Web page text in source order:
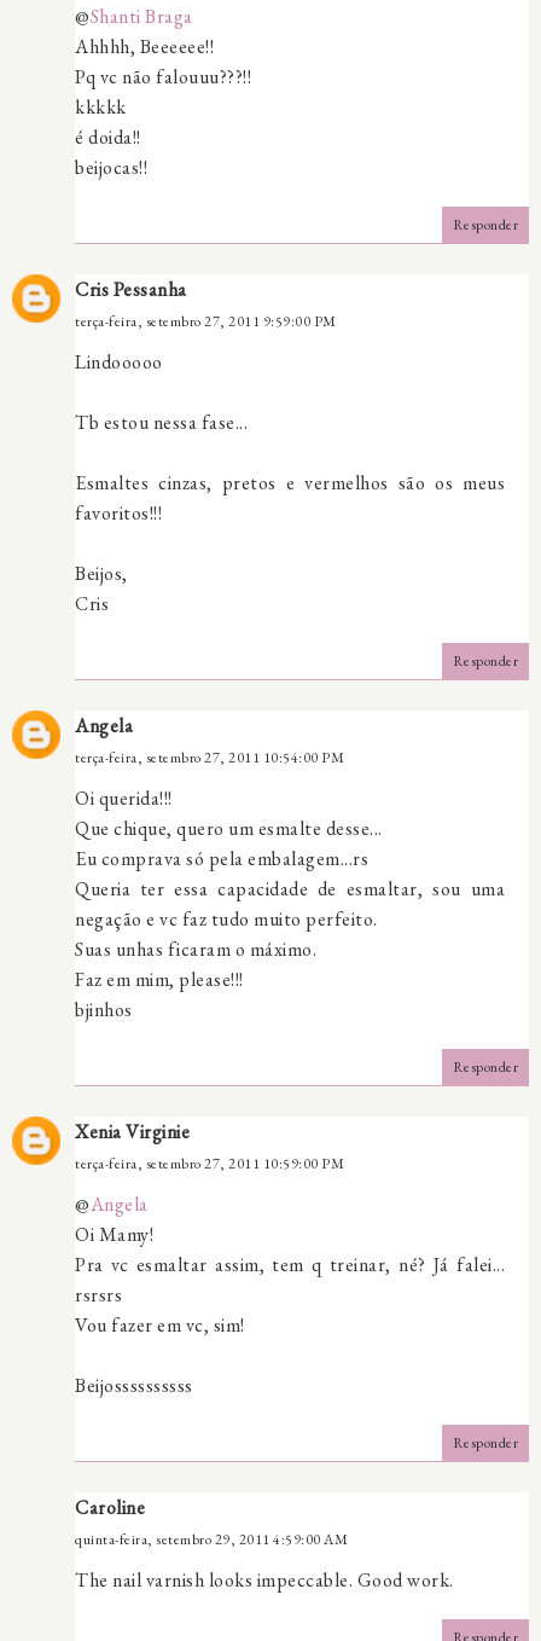
@Shanti Braga
Ahhhh, Beeeeee!!
Pq vc não falouuu???!!
kkkkk
é doida!!
beijocas!!
Responder
Cris Pessanha
terça-feira, setembro 27, 2011 9:59:00 PM
Lindooooo
Tb estou nessa fase...
Esmaltes cinzas, pretos e vermelhos são os meus
favoritos!!!
Beijos,
Cris
Responder
Angela
terça-feira, setembro 27, 2011 10:54:00 PM
Oi querida!!!
Que chique, quero um esmalte desse...
Eu comprava só pela embalagem...rs
Queria ter essa capacidade de esmaltar, sou uma
negação e vc faz tudo muito perfeito.
Suas unhas ficaram o máximo.
Faz em mim, please!!!
bjinhos
Responder
Xenia Virginie
terça-feira, setembro 27, 2011 10:59:00 PM
@Angela
Oi Mamy!
Pra vc esmaltar assim, tem q treinar, né? Já falei...
rsrsrs
Vou fazer em vc, sim!
Beijossssssssss
Responder
Caroline
quinta-feira, setembro 29, 2011 4:59:00 AM
The nail varnish looks impeccable. Good work.
Responder